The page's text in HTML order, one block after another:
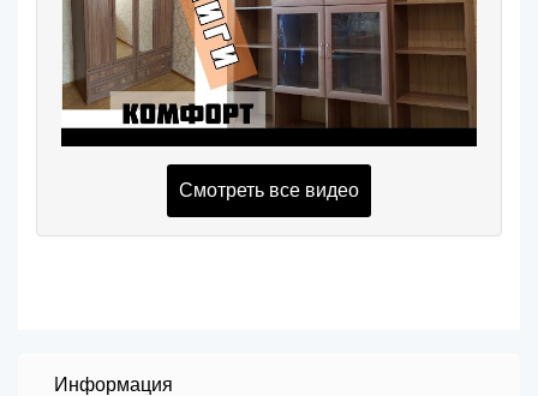
Смотреть все видео
Информация